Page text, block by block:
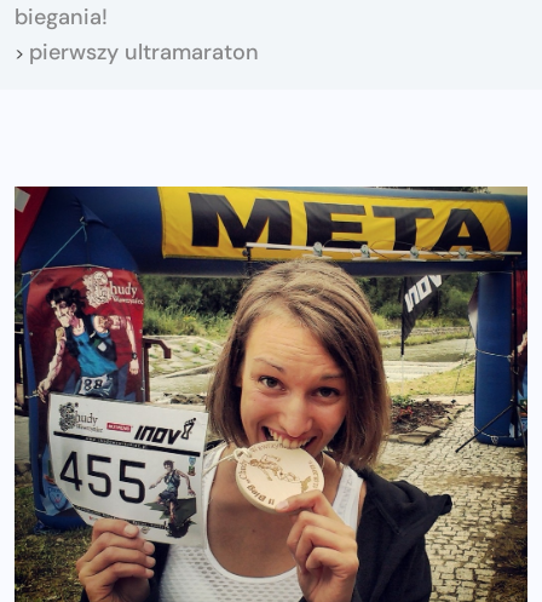
biegania!
> pierwszy ultramaraton